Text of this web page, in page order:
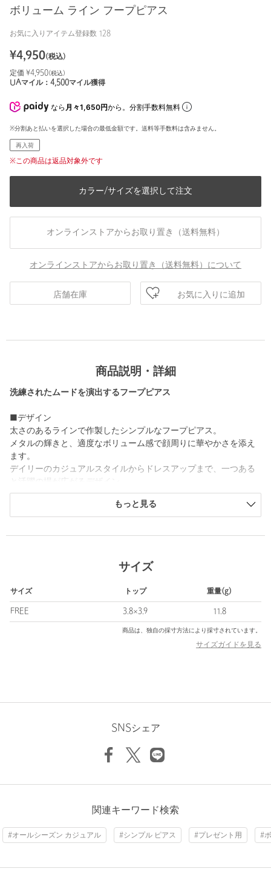
ボリューム ライン フープピアス
お気に入りアイテム登録数 128
¥4,950(税込)
定価 ¥4,950(税込)
UAマイル： 4,500マイル獲得
なら 月々1,650円から。分割手数料無料
※分割あと払いを選択した場合の最低金額です。送料等手数料は含みません。
再入荷
※この商品は返品対象外です
カラー/サイズを選択して注文
オンラインストアからお取り置き（送料無料）
オンラインストアからお取り置き（送料無料）について
店舗在庫 お気に入りに追加
商品説明・詳細
洗練されたムードを演出するフープピアス
■デザイン
太さのあるラインで作製したシンプルなフープピアス。
メタルの輝きと、適度なボリューム感で顔周りに華やかさを添え
ます。
デイリーのカジュアルスタイルからドレスアップまで、一つある
シーズンレスで飽きの来ないアイテムは、ギフトとしてもおすす
■コーディネート
かっちりとしたシャツや、ブラウスを合わせたきれいめな装いに
【注意事項】
※商品に「取り扱い上の注意書き」、「洗濯表示」がございます
場合は、使用前に必ずご確認ください。
※商品画像は、光の当たり具合やパソコンなどの閲覧環境によ
下記の品名/品番をお申し付けください。
商品詳細
対象商品
返品 対象外商品 返品等について
もっと見る
サイズ
サイズ トップ 重量(g)
FREE 3.8×3.9 11.8
商品は、独自の採寸方法により採寸されています。
サイズガイドを見る
SNSシェア
関連キーワード検索
#オールシーズン カジュアル #シンプル ピアス #プレゼント用 #